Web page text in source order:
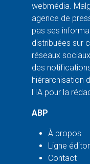
webmédia.
agence de
pas ses
distribuées sur
réseaux
des
hiérarchisation
l'IA pour la
ABP
À propos
Ligne
Contact